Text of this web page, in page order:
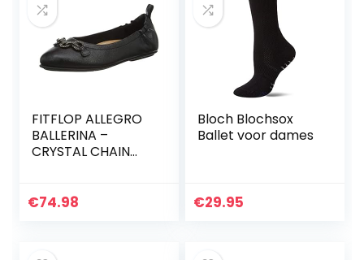
FITFLOP ALLEGRO
BALLERINA –
CRYSTAL CHAIN
€74.98
Bloch Blochsox
Ballet voor dames
€29.95